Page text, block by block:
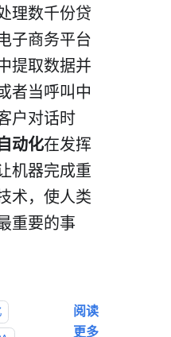
理数千份贷
子商务平台
提取数据并
者当呼叫中
户对话时
动化在发挥
机器完成重
术，使人类
重要的事
阅读
更多